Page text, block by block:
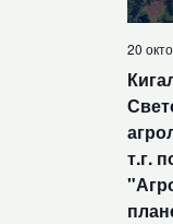
т.г.
20